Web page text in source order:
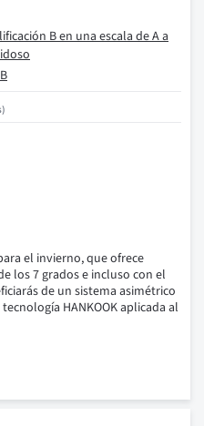
el invierno, que ofrece
los 7 grados e incluso con el
de un sistema asimétrico
HANKOOK aplicada al